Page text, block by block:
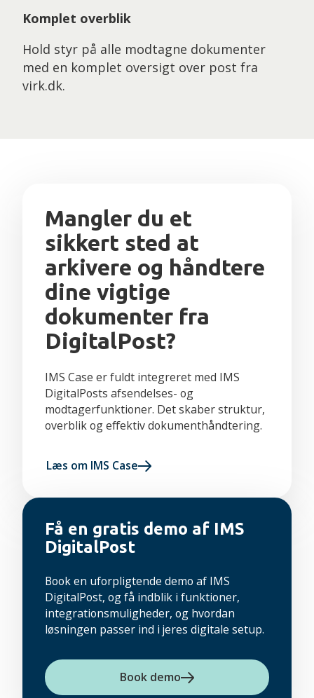
Komplet overblik
Hold styr på alle modtagne dokumenter
med en komplet oversigt over post fra
virk.dk.
Mangler du et
sikkert sted at
arkivere og håndtere
dine vigtige
dokumenter fra
DigitalPost?
IMS Case er fuldt integreret med IMS
DigitalPosts afsendelses- og
modtagerfunktioner. Det skaber struktur,
overblik og effektiv dokumenthåndtering.
Læs om IMS Case
Få en gratis demo af IMS
DigitalPost
Book en uforpligtende demo af IMS
DigitalPost, og få indblik i funktioner,
integrationsmuligheder, og hvordan
løsningen passer ind i jeres digitale setup.
Book demo